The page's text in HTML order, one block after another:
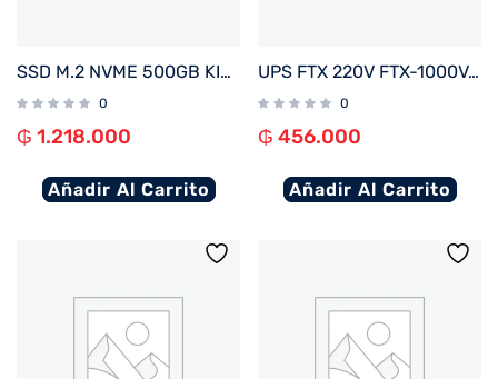
SSD M.2 NVME 500GB KINGSTON SNV3SM3/500G 5000/3000MB/S PCIE 4.0
0
₲ 1.218.000
Añadir Al Carrito
UPS FTX 220V FTX-1000VA / 600W NEMA UNIVERSAL
0
₲ 456.000
Añadir Al Carrito